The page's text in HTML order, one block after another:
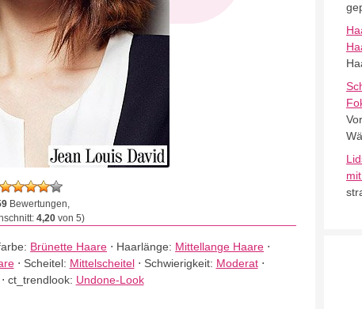
Bewertungen,
4,20von 5)
Brünette Haare ⋅ Haarlänge: Mittellange Haare ⋅
⋅ Scheitel: Mittelscheitel⋅ Schwierigkeit: Moderat⋅
ct_trendlook: Undone-Look